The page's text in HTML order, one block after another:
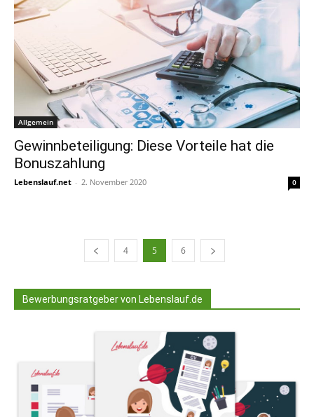
Allgemein
Gewinnbeteiligung: Diese Vorteile hat die
Bonuszahlung
Lebenslauf.net - 2. November 2020 0
4 5 6
Bewerbungsratgeber von Lebenslauf.de